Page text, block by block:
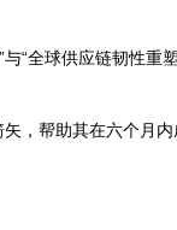
“全球供应链韧性重
矢，帮助其在六个月